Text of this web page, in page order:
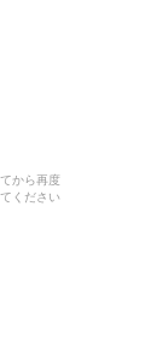
から再度
ください